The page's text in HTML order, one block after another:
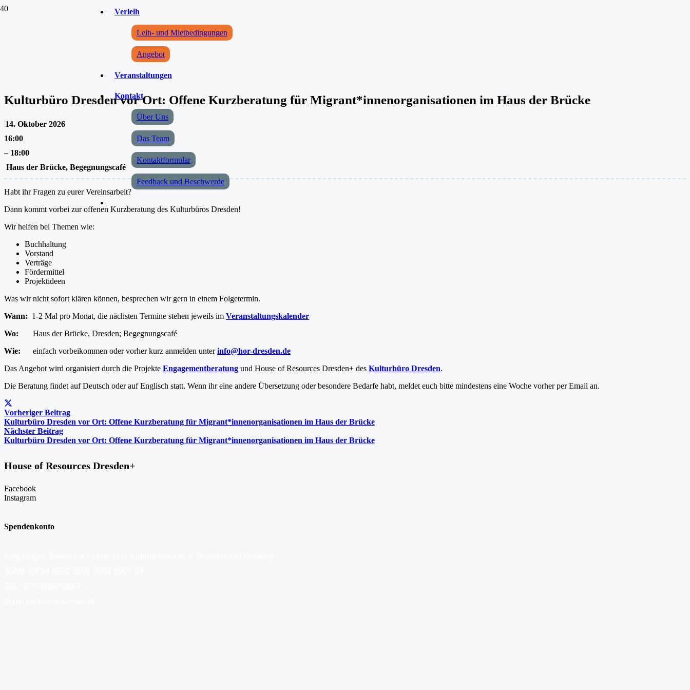
Verleih
Leih- und Mietbedingungen
Angebot
Veranstaltungen
Kontakt
Über Uns
Das Team
Kontaktformular
Feedback und Beschwerde
Kulturbüro Dresden vor Ort: Offene Kurzberatung für Migrant*innenorganisationen im Haus der Brücke
14. Oktober 2026
16:00
– 18:00
Haus der Brücke, Begegnungscafé
Habt ihr Fragen zu eurer Vereinsarbeit?
Dann kommt vorbei zur offenen Kurzberatung des Kulturbüros Dresden!
Wir helfen bei Themen wie:
Buchhaltung
Vorstand
Verträge
Fördermittel
Projektideen
Was wir nicht sofort klären können, besprechen wir gern in einem Folgetermin.
Wann: 1-2 Mal pro Monat, die nächsten Termine stehen jeweils im Veranstaltungskalender
Wo: Haus der Brücke, Dresden; Begegnungscafé
Wie:
einfach vorbeikommen oder vorher kurz anmelden unterinfo@hor-dresden.de
Das Angebot wird organisiert durch die Projekte Engagementberatung und House of Resources Dresden+ des Kulturbüro Dresden.
Die Beratung findet auf Deutsch oder auf Englisch statt. Wenn ihr eine andere Übersetzung oder besondere Bedarfe habt, meldet euch bitte mindestens eine Woche vorher per Email an.
Vorheriger Beitrag
Kulturbüro Dresden vor Ort: Offene Kurzberatung für Migrant*innenorganisationen im Haus der Brücke
Nächster Beitrag
Kulturbüro Dresden vor Ort: Offene Kurzberatung für Migrant*innenorganisationen im Haus der Brücke
House of Resources Dresden+
Facebook
Instagram
Spendenkonto